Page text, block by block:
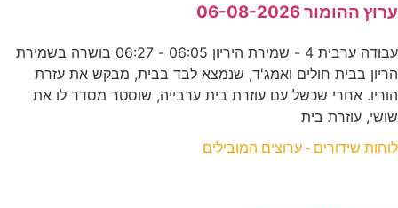
ערוץ ההומור 06-08-2026
עבודה ערבית 4 - שמירת היריון 06:05 - 06:27 בושרה בשמירת
הריון בבית חולים ואמג'ד, שנמצא לבד בבית, מבקש את עזרת
הוריו. אחרי שכשל עם עוזרת בית ערבייה, שוסטר מסדר לו את
שושי, עוזרת בית
לוחות שידורים - ערוצים המובילים